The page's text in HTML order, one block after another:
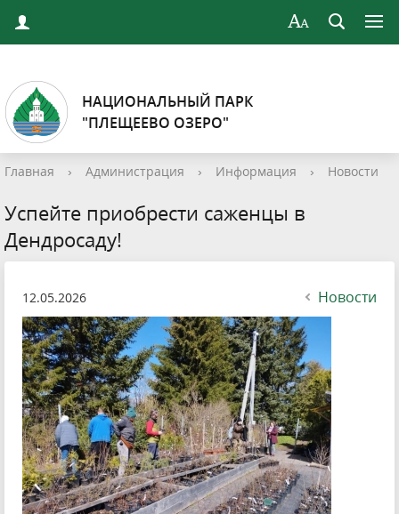
НАЦИОНАЛЬНЫЙ ПАРК
"ПЛЕЩЕЕВО ОЗЕРО"
Главная › Администрация › Информация › Новости
Успейте приобрести саженцы в
Дендросаду!
12.05.2026 Новости